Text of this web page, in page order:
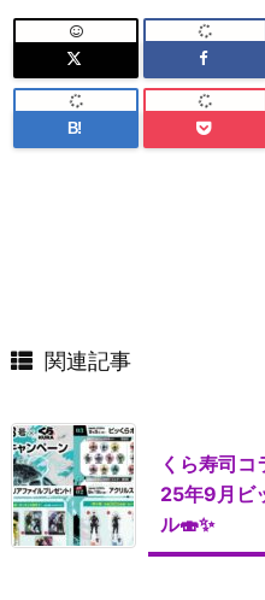
B!
関連記事
くら寿司
25年9月ビ
ル🍣✨